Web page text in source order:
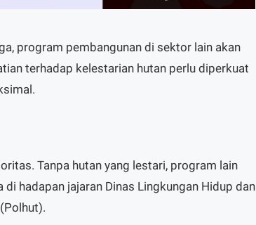
program pembangunan di sektor lain akan
terhadap kelestarian hutan perlu diperkuat
Tanpa hutan yang lestari, program lain
hadapan jajaran Dinas Lingkungan Hidup dan